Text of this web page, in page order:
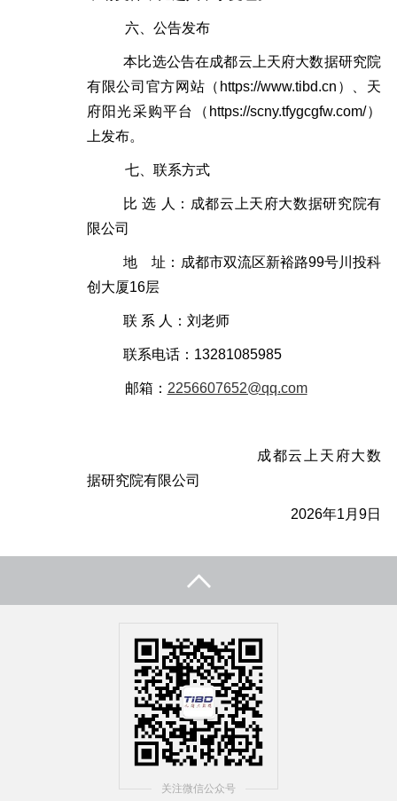
六、公告发布
本比选公告在成都云上天府大数据研究院
有限公司官方网站（ https://www.tibd.cn ）、天
府阳光采购平台（ https://scny.tfygcgfw.com/）
上发布。
七、联系方式
比 选 人：成都云上天府大数据研究院有
限公司
地 址：成都市双流区新裕路99号川投科
创大厦16层
联 系 人：刘老师
联系电话： 13281085985
邮箱： 2256607652@qq.com
成都云上天府大数
据研究院有限公司
2026年1月9日
关注微信公众号